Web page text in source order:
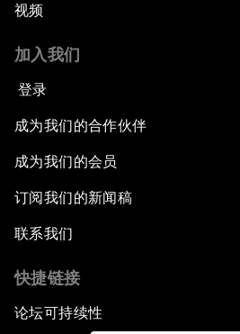
视频
加入我们
登录
成为我们的合作伙伴
成为我们的会员
订阅我们的新闻稿
联系我们
快捷链接
论坛可持续性